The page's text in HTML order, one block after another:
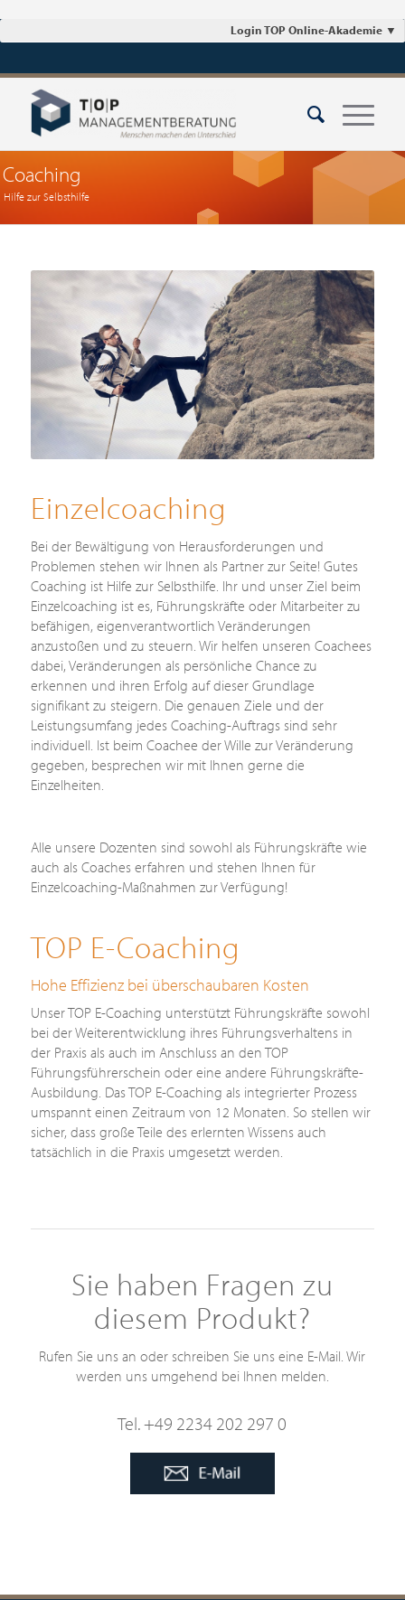
Login TOP Online-Akademie ▼
Hilfe zur Selbsthilfe
Coaching
Einzelcoaching
Bei der Bewältigung von Herausforderungen und
Problemen stehen wir Ihnen als Partner zur Seite! Gutes
Coaching ist Hilfe zur Selbsthilfe. Ihr und unser Ziel beim
Einzelcoaching ist es, Führungskräfte oder Mitarbeiter zu
befähigen, eigenverantwortlich Veränderungen
anzustoßen und zu steuern. Wir helfen unseren Coachees
dabei, Veränderungen als persönliche Chance zu
erkennen und ihren Erfolg auf dieser Grundlage
signifikant zu steigern. Die genauen Ziele und der
Leistungsumfang jedes Coaching-Auftrags sind sehr
individuell. Ist beim Coachee der Wille zur Veränderung
gegeben, besprechen wir mit Ihnen gerne die
Einzelheiten.
Alle unsere Dozenten sind sowohl als Führungskräfte wie
auch als Coaches erfahren und stehen Ihnen für
Einzelcoaching-Maßnahmen zur Verfügung!
TOP E-Coaching
Hohe Effizienz bei überschaubaren Kosten
Unser TOP E-Coaching unterstützt Führungskräfte sowohl
bei der Weiterentwicklung ihres Führungsverhaltens in
der Praxis als auch im Anschluss an den TOP
Führungsführerschein oder eine andere Führungskräfte-
Ausbildung. Das TOP E-Coaching als integrierter Prozess
umspannt einen Zeitraum von 12 Monaten. So stellen wir
sicher, dass große Teile des erlernten Wissens auch
tatsächlich in die Praxis umgesetzt werden.
Sie haben Fragen zu
diesem Produkt?
Rufen Sie uns an oder schreiben Sie uns eine E-Mail. Wir
werden uns umgehend bei Ihnen melden.
Tel. +49 2234 202 297 0